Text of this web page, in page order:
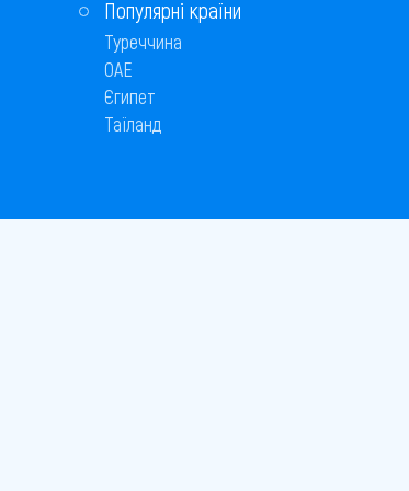
Популярні країни
Туреччина
ОАЕ
Єгипет
Таїланд